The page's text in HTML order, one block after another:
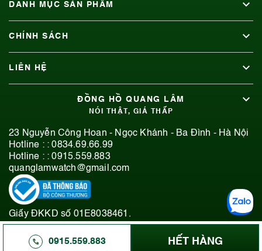
0915.559.883 HẾT HÀNG
DANH MỤC SẢN PHẨM
CHÍNH SÁCH
LIÊN HỆ
ĐỒNG HỒ QUANG LÂM
NÓI THẬT, GIÁ THẤP
23 Nguyễn Công Hoan - Ngọc Khánh - Ba Đình - Hà Nội
Hotline : :0834.69.66.99
Hotline : :0915.559.883
quanglamwatch@gmail.com
Giấy ĐKKD số 01E8038461.
© 2019-2026 Bản quyền thuộc Đồng Hồ Quang Lâm.